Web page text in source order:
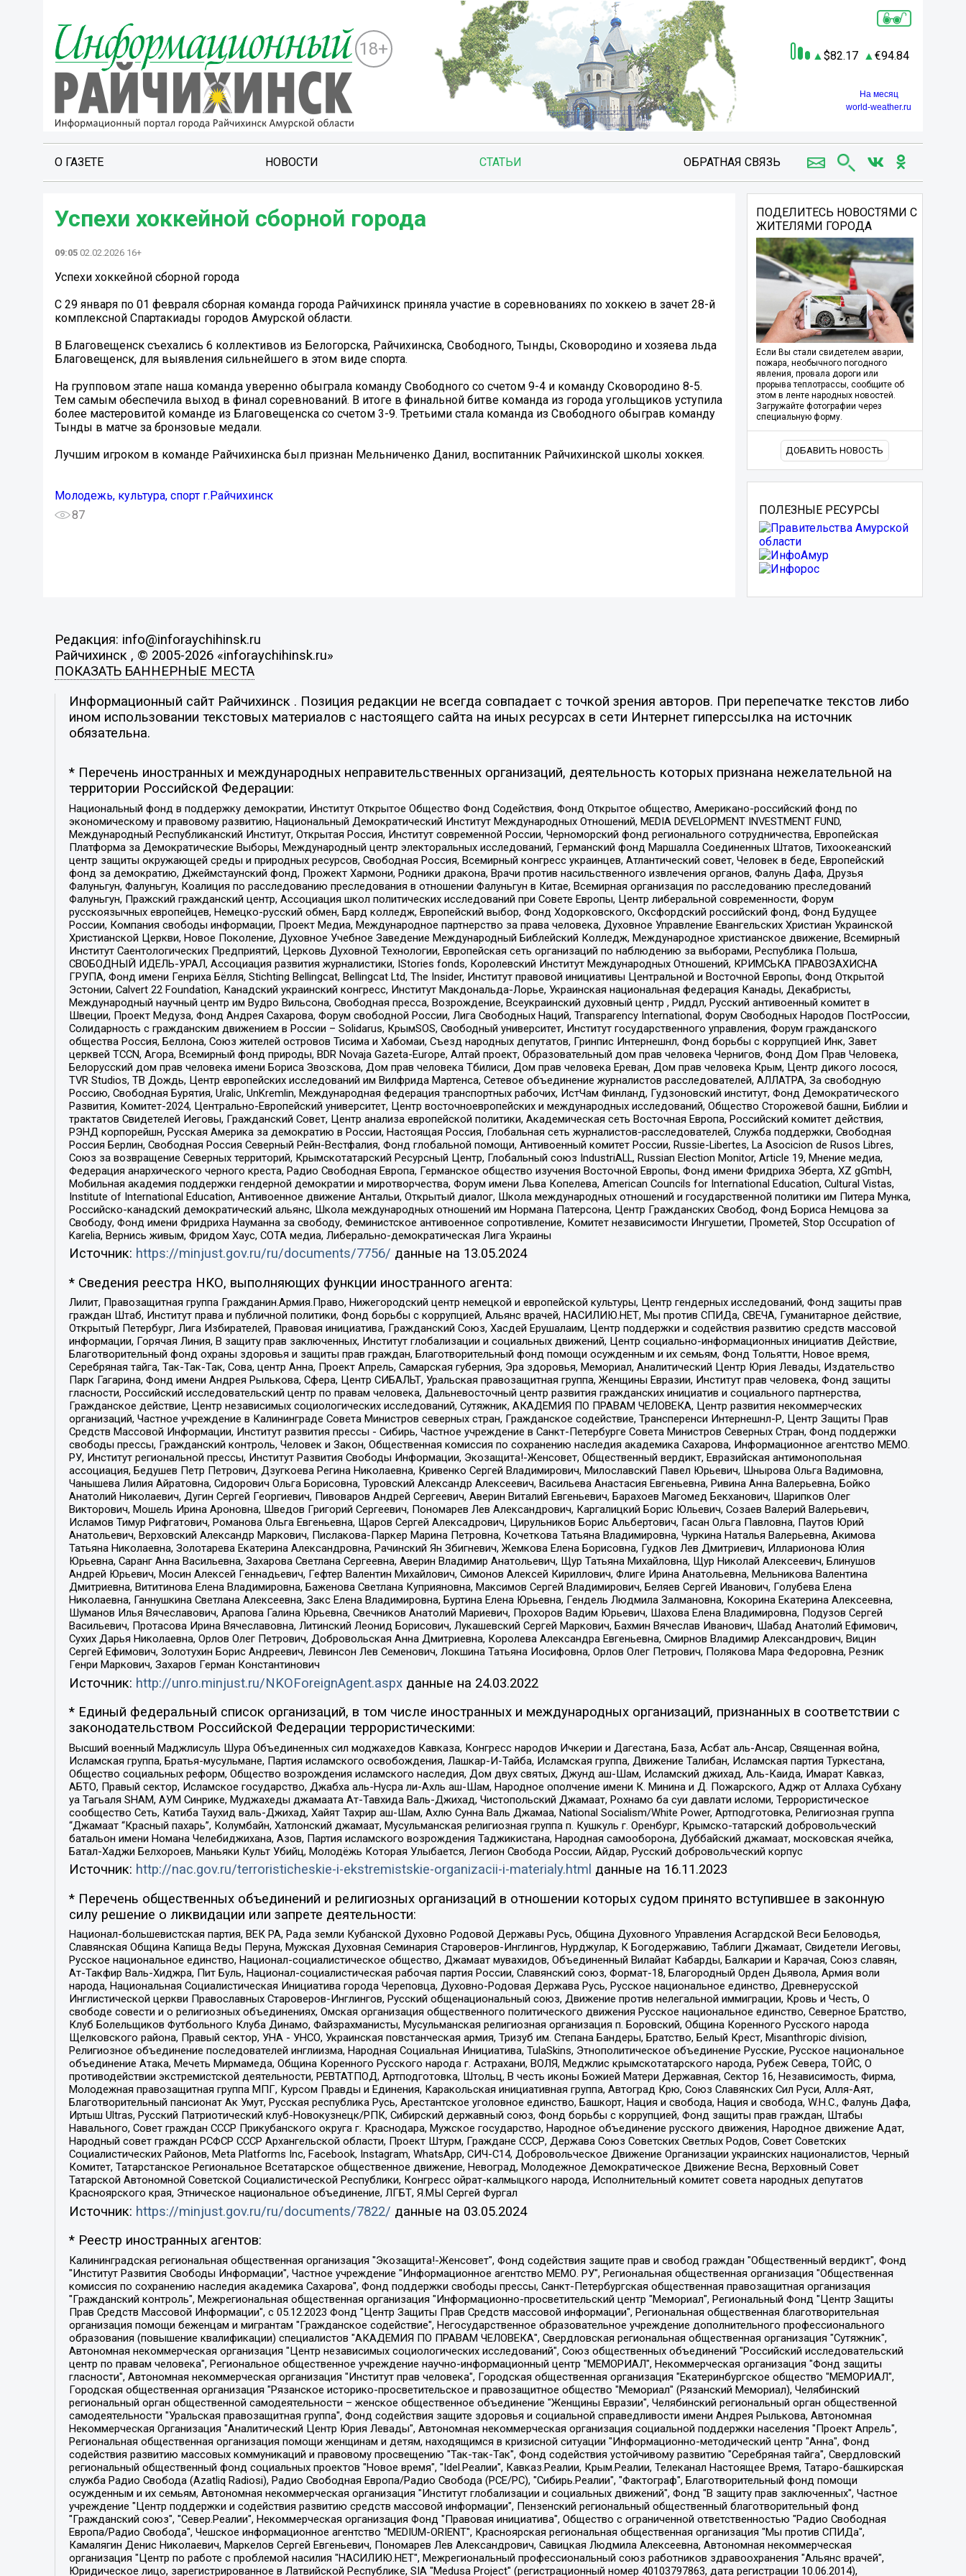
18+ 82.17 94.84
На месяц
world-weather.ru
О ГАЗЕТЕ НОВОСТИ СТАТЬИ ОБРАТНАЯ СВЯЗЬ
Успехи хоккейной сборной города
09:05 02.02.2026 16+
Успехи хоккейной сборной города
С 29 января по 01 февраля сборная команда города Райчихинск приняла участие в соревнованиях по хоккею в зачет 28-й
комплексной Спартакиады городов Амурской области.
В Благовещенск съехались 6 коллективов из Белогорска, Райчихинска, Свободного, Тынды, Сковородино и хозяева льда
Благовещенск, для выявления сильнейшего в этом виде спорта.
На групповом этапе наша команда уверенно обыграла команду Свободного со счетом 9-4 и команду Сковородино 8-5.
Тем самым обеспечила выход в финал соревнований. В итоге в финальной битве команда из города угольщиков уступила
более мастеровитой команде из Благовещенска со счетом 3-9. Третьими стала команда из Свободного обыграв команду
Тынды в матче за бронзовые медали.
Лучшим игроком в команде Райчихинска был признан Мельниченко Данил, воспитанник Райчихинской школы хоккея.
Молодежь, культура, спорт г.Райчихинск
87
ПОДЕЛИТЕСЬ НОВОСТЯМИ С
ЖИТЕЛЯМИ ГОРОДА
Если Вы стали свидетелем аварии,
пожара, необычного погодного
явления, провала дороги или
прорыва теплотрассы, сообщите об
этом в ленте народных новостей.
Загружайте фотографии через
специальную форму.
ДОБАВИТЬ НОВОСТЬ
ПОЛЕЗНЫЕ РЕСУРСЫ
Редакция: info@inforaychihinsk.ru
Райчихинск , © 2005-2026 «inforaychihinsk.ru»
ПОКАЗАТЬ БАННЕРНЫЕ МЕСТА
Информационный сайт Райчихинск . Позиция редакции не всегда совпадает с точкой зрения авторов. При перепечатке текстов либо
ином использовании текстовых материалов с настоящего сайта на иных ресурсах в сети Интернет гиперссылка на источник
обязательна.
* Перечень иностранных и международных неправительственных организаций, деятельность которых признана нежелательной на
территории Российской Федерации:
Национальный фонд в поддержку демократии, Институт Открытое Общество Фонд Содействия, Фонд Открытое общество, Американо-российский фонд по
экономическому и правовому развитию, Национальный Демократический Институт Международных Отношений, MEDIA DEVELOPMENT INVESTMENT FUND,
Международный Республиканский Институт, Открытая Россия, Институт современной России, Черноморский фонд регионального сотрудничества, Европейская
Платформа за Демократические Выборы, Международный центр электоральных исследований, Германский фонд Маршалла Соединенных Штатов, Тихоокеанский
центр защиты окружающей среды и природных ресурсов, Свободная Россия, Всемирный конгресс украинцев, Атлантический совет, Человек в беде, Европейский
фонд за демократию, Джеймстаунский фонд, Прожект Хармони, Родники дракона, Врачи против насильственного извлечения органов, Фалунь Дафа, Друзья
Фалуньгун, Фалуньгун, Коалиция по расследованию преследования в отношении Фалуньгун в Китае, Всемирная организация по расследованию преследований
Фалуньгун, Пражский гражданский центр, Ассоциация школ политических исследований при Совете Европы, Центр либеральной современности, Форум
русскоязычных европейцев, Немецко-русский обмен, Бард колледж, Европейский выбор, Фонд Ходорковского, Оксфордский российский фонд, Фонд Будущее
России, Компания свободы информации, Проект Медиа, Международное партнерство за права человека, Духовное Управление Евангельских Христиан Украинской
Христианской Церкви, Новое Поколение, Духовное Учебное Заведение Международный Библейский Колледж, Международное христианское движение, Всемирный
Институт Саентологических Предприятий, Церковь Духовной Технологии, Европейская сеть организаций по наблюдению за выборами, Республика Польша,
СВОБОДНЫЙ ИДЕЛЬ-УРАЛ, Ассоциация развития журналистики, IStories fonds, Королевский Институт Международных Отношений, КРИМСЬКА ПРАВОЗАХИСНА
ГРУПА, Фонд имени Генриха Бёлля, Stichting Bellingcat, Bellingcat Ltd, The Insider, Институт правовой инициативы Центральной и Восточной Европы, Фонд Открытой
Эстонии, Calvert 22 Foundation, Канадский украинский конгресс, Институт Макдональда-Лорье, Украинская национальная федерация Канады, Декабристы,
Международный научный центр им Вудро Вильсона, Свободная пресса, Возрождение, Всеукраинский духовный центр , Риддл, Русский антивоенный комитет в
Швеции, Проект Медуза, Фонд Андрея Сахарова, Форум свободной России, Лига Свободных Наций, Transparеncy International, Форум Свободных Народов ПостРоссии,
Солидарность с гражданским движением в России – Solidarus, КрымSOS, Свободный университет, Институт государственного управления, Форум гражданского
общества Россия, Беллона, Союз жителей островов Тисима и Хабомаи, Съезд народных депутатов, Гринпис Интернешнл, Фонд борьбы с коррупцией Инк, Завет
церквей TCCN, Агора, Всемирный фонд природы, BDR Novaja Gazeta-Europe, Алтай проект, Образовательный дом прав человека Чернигов, Фонд Дом Прав Человека,
Белорусский дом прав человека имени Бориса Звозскова, Дом прав человека Тбилиси, Дом прав человека Ереван, Дом прав человека Крым, Центр дикого лосося,
TVR Studios, ТВ Дождь, Центр европейских исследований им Вилфрида Мартенса, Сетевое объединение журналистов расследователей, АЛЛАТРА, За свободную
Россию, Свободная Бурятия, Uralic, UnKremlin, Международная федерация транспортных рабочих, ИстЧам Финланд, Гудзоновский институт, Фонд Демократического
Развития, Комитет-2024, Центрально-Европейский университет, Центр восточноевропейских и международных исследований, Общество Сторожевой башни, Библии и
трактатов Свидетелей Иеговы, Гражданский Совет, Центр анализа европейской политики, Академическая сеть Восточная Европа, Российский комитет действия,
РЭНД корпорейшн, Русская Америка за демократию в России, Настоящая Россия, Глобальная сеть журналистов-расследователей, Служба поддержки, Свободная
Россия Берлин, Свободная Россия Северный Рейн-Вестфалия, Фонд глобальной помощи, Антивоенный комитет России, Russie-Libertes, La Asocicion de Rusos Libres,
Союз за возвращение Северных территорий, Крымскотатарский Ресурсный Центр, Глобальный союз IndustriALL, Russian Election Monitor, Article 19, Мнение медиа,
Федерация анархического черного креста, Радио Свободная Европа, Германское общество изучения Восточной Европы, Фонд имени Фридриха Эберта, XZ gGmbH,
Мобильная академия поддержки гендерной демократии и миротворчества, Форум имени Льва Копелева, American Councils for International Education, Cultural Vistas,
Institute of International Education, Антивоенное движение Антальи, Открытый диалог, Школа международных отношений и государственной политики им Питера Мунка,
Российско-канадский демократический альянс, Школа международных отношений им Нормана Патерсона, Центр Гражданских Свобод, Фонд Бориса Немцова за
Свободу, Фонд имени Фридриха Науманна за свободу, Феминистское антивоенное сопротивление, Комитет независимости Ингушетии, Прометей, Stop Occupation of
Karelia, Вернись живым, Фридом Хаус, СОТА медиа, Либерально-демократическая Лига Украины
Источник: https://minjust.gov.ru/ru/documents/7756/ данные на 13.05.2024
* Сведения реестра НКО, выполняющих функции иностранного агента:
Лилит, Правозащитная группа Гражданин.Армия.Право, Нижегородский центр немецкой и европейской культуры, Центр гендерных исследований, Фонд защиты прав
граждан Штаб, Институт права и публичной политики, Фонд борьбы с коррупцией, Альянс врачей, НАСИЛИЮ.НЕТ, Мы против СПИДа, СВЕЧА, Гуманитарное действие,
Открытый Петербург, Лига Избирателей, Правовая инициатива, Гражданский Союз, Хасдей Ерушалаим, Центр поддержки и содействия развитию средств массовой
информации, Горячая Линия, В защиту прав заключенных, Институт глобализации и социальных движений, Центр социально-информационных инициатив Действие,
Благотворительный фонд охраны здоровья и защиты прав граждан, Благотворительный фонд помощи осужденным и их семьям, Фонд Тольятти, Новое время,
Серебряная тайга, Так-Так-Так, Сова, центр Анна, Проект Апрель, Самарская губерния, Эра здоровья, Мемориал, Аналитический Центр Юрия Левады, Издательство
Парк Гагарина, Фонд имени Андрея Рылькова, Сфера, Центр СИБАЛЬТ, Уральская правозащитная группа, Женщины Евразии, Институт прав человека, Фонд защиты
гласности, Российский исследовательский центр по правам человека, Дальневосточный центр развития гражданских инициатив и социального партнерства,
Гражданское действие, Центр независимых социологических исследований, Сутяжник, АКАДЕМИЯ ПО ПРАВАМ ЧЕЛОВЕКА, Центр развития некоммерческих
организаций, Частное учреждение в Калининграде Совета Министров северных стран, Гражданское содействие, Трансперенси Интернешнл-Р, Центр Защиты Прав
Средств Массовой Информации, Институт развития прессы - Сибирь, Частное учреждение в Санкт-Петербурге Совета Министров Северных Стран, Фонд поддержки
свободы прессы, Гражданский контроль, Человек и Закон, Общественная комиссия по сохранению наследия академика Сахарова, Информационное агентство МЕМО.
РУ, Институт региональной прессы, Институт Развития Свободы Информации, Экозащита!-Женсовет, Общественный вердикт, Евразийская антимонопольная
ассоциация, Бедушев Петр Петрович, Дзугкоева Регина Николаевна, Кривенко Сергей Владимирович, Милославский Павел Юрьевич, Шнырова Ольга Вадимовна,
Чанышева Лилия Айратовна, Сидорович Ольга Борисовна, Туровский Александр Алексеевич, Васильева Анастасия Евгеньевна, Ривина Анна Валерьевна, Бойко
Анатолий Николаевич, Дугин Сергей Георгиевич, Пивоваров Андрей Сергеевич, Аверин Виталий Евгеньевич, Барахоев Магомед Бекханович, Шарипков Олег
Викторович, Мошель Ирина Ароновна, Шведов Григорий Сергеевич, Пономарев Лев Александрович, Каргалицкий Борис Юльевич, Созаев Валерий Валерьевич,
Исламов Тимур Рифгатович, Романова Ольга Евгеньевна, Щаров Сергей Алексадрович, Цирульников Борис Альбертович, Гасан Ольга Павловна, Паутов Юрий
Анатольевич, Верховский Александр Маркович, Пислакова-Паркер Марина Петровна, Кочеткова Татьяна Владимировна, Чуркина Наталья Валерьевна, Акимова
Татьяна Николаевна, Золотарева Екатерина Александровна, Рачинский Ян Збигневич, Жемкова Елена Борисовна, Гудков Лев Дмитриевич, Илларионова Юлия
Юрьевна, Саранг Анна Васильевна, Захарова Светлана Сергеевна, Аверин Владимир Анатольевич, Щур Татьяна Михайловна, Щур Николай Алексеевич, Блинушов
Андрей Юрьевич, Мосин Алексей Геннадьевич, Гефтер Валентин Михайлович, Симонов Алексей Кириллович, Флиге Ирина Анатольевна, Мельникова Валентина
Дмитриевна, Вититинова Елена Владимировна, Баженова Светлана Куприяновна, Максимов Сергей Владимирович, Беляев Сергей Иванович, Голубева Елена
Николаевна, Ганнушкина Светлана Алексеевна, Закс Елена Владимировна, Буртина Елена Юрьевна, Гендель Людмила Залмановна, Кокорина Екатерина Алексеевна,
Шуманов Илья Вячеславович, Арапова Галина Юрьевна, Свечников Анатолий Мариевич, Прохоров Вадим Юрьевич, Шахова Елена Владимировна, Подузов Сергей
Васильевич, Протасова Ирина Вячеславовна, Литинский Леонид Борисович, Лукашевский Сергей Маркович, Бахмин Вячеслав Иванович, Шабад Анатолий Ефимович,
Сухих Дарья Николаевна, Орлов Олег Петрович, Добровольская Анна Дмитриевна, Королева Александра Евгеньевна, Смирнов Владимир Александрович, Вицин
Сергей Ефимович, Золотухин Борис Андреевич, Левинсон Лев Семенович, Локшина Татьяна Иосифовна, Орлов Олег Петрович, Полякова Мара Федоровна, Резник
Генри Маркович, Захаров Герман Константинович
Источник: http://unro.minjust.ru/NKOForeignAgent.aspxданные на 24.03.2022
* Единый федеральный список организаций, в том числе иностранных и международных организаций, признанных в соответствии с
законодательством Российской Федерации террористическими:
Высший военный Маджлисуль Шура Объединенных сил моджахедов Кавказа, Конгресс народов Ичкерии и Дагестана, База, Асбат аль-Ансар, Священная война,
Исламская группа, Братья-мусульмане, Партия исламского освобождения, Лашкар-И-Тайба, Исламская группа, Движение Талибан, Исламская партия Туркестана,
Общество социальных реформ, Общество возрождения исламского наследия, Дом двух святых, Джунд аш-Шам, Исламский джихад, Аль-Каида, Имарат Кавказ,
АБТО, Правый сектор, Исламское государство, Джабха аль-Нусра ли-Ахль аш-Шам, Народное ополчение имени К. Минина и Д. Пожарского, Аджр от Аллаха Субхану
уа Тагьаля SHAM, АУМ Синрике, Муджахеды джамаата Ат-Тавхида Валь-Джихад, Чистопольский Джамаат, Рохнамо ба суи давлати исломи, Террористическое
сообщество Сеть, Катиба Таухид валь-Джихад, Хайят Тахрир аш-Шам, Ахлю Сунна Валь Джамаа, National Socialism/White Power, Артподготовка, Религиозная группа
“Джамаат “Красный пахарь”, Колумбайн, Хатлонский джамаат, Мусульманская религиозная группа п. Кушкуль г. Оренбург, Крымско-татарский добровольческий
батальон имени Номана Челебиджихана, Азов, Партия исламского возрождения Таджикистана, Народная самооборона, Дуббайский джамаат, московская ячейка,
Батал-Хаджи Белхороев, Маньяки Культ Убийц, Молодёжь Которая Улыбается, Легион Свобода России, Айдар, Русский добровольческий корпус
Источник: http://nac.gov.ru/terroristicheskie-i-ekstremistskie-organizacii-i-materialy.html данные на 16.11.2023
* Перечень общественных объединений и религиозных организаций в отношении которых судом принято вступившее в законную
силу решение о ликвидации или запрете деятельности:
Национал-большевистская партия, ВЕК РА, Рада земли Кубанской Духовно Родовой Державы Русь, Община Духовного Управления Асгардской Веси Беловодья,
Славянская Община Капища Веды Перуна, Мужская Духовная Семинария Староверов-Инглингов, Нурджулар, К Богодержавию, Таблиги Джамаат, Свидетели Иеговы,
Русское национальное единство, Национал-социалистическое общество, Джамаат мувахидов, Объединенный Вилайат Кабарды, Балкарии и Карачая, Союз славян,
Ат-Такфир Валь-Хиджра, Пит Буль, Национал-социалистическая рабочая партия России, Славянский союз, Формат-18, Благородный Орден Дьявола, Армия воли
народа, Национальная Социалистическая Инициатива города Череповца, Духовно-Родовая Держава Русь, Русское национальное единство, Древнерусской
Инглистической церкви Православных Староверов-Инглингов, Русский общенациональный союз, Движение против нелегальной иммиграции, Кровь и Честь, О
свободе совести и о религиозных объединениях, Омская организация общественного политического движения Русское национальное единство, Северное Братство,
Клуб Болельщиков Футбольного Клуба Динамо, Файзрахманисты, Мусульманская религиозная организация п. Боровский, Община Коренного Русского народа
Щелковского района, Правый сектор, УНА - УНСО, Украинская повстанческая армия, Тризуб им. Степана Бандеры, Братство, Белый Крест, Misanthropic division,
Религиозное объединение последователей инглиизма, Народная Социальная Инициатива, TulaSkins, Этнополитическое объединение Русские, Русское национальное
объединение Атака, Мечеть Мирмамеда, Община Коренного Русского народа г. Астрахани, ВОЛЯ, Меджлис крымскотатарского народа, Рубеж Севера, ТОЙС, О
противодействии экстремистской деятельности, РЕВТАТПОД, Артподготовка, Штольц, В честь иконы Божией Матери Державная, Сектор 16, Независимость, Фирма,
Молодежная правозащитная группа МПГ, Курсом Правды и Единения, Каракольская инициативная группа, Автоград Крю, Союз Славянских Сил Руси, Алля-Аят,
Благотворительный пансионат Ак Умут, Русская республика Русь, Арестантское уголовное единство, Башкорт, Нация и свобода, Нация и свобода, W.H.С., Фалунь Дафа,
Иртыш Ultras, Русский Патриотический клуб-Новокузнецк/РПК, Сибирский державный союз, Фонд борьбы с коррупцией, Фонд защиты прав граждан, Штабы
Навального, Совет граждан СССР Прикубанского округа г. Краснодара, Мужское государство, Народное объединение русского движения, Народное движение Адат,
Народный совет граждан РСФСР СССР Архангельской области, Проект Штурм, Граждане СССР, Держава Союз Советских Светлых Родов, Совет Советских
Социалистических Районов, Meta Platforms Inc, Facebook, Instagram, WhatsApp, СИЧ-С14, Добровольческое Движение Организации украинских националистов, Черный
Комитет, Татарстанское Региональное Всетатарское общественное движение, Невоград, Молодежное Демократическое Движение Весна, Верховный Совет
Татарской Автономной Советской Социалистической Республики, Конгресс ойрат-калмыцкого народа, Исполнительный комитет совета народных депутатов
Красноярского края, Этническое национальное объединение, ЛГБТ, Я.МЫ Сергей Фургал
Источник: https://minjust.gov.ru/ru/documents/7822/ данные на 03.05.2024
* Реестр иностранных агентов:
Калининградская региональная общественная организация "Экозащита!-Женсовет", Фонд содействия защите прав и свобод граждан "Общественный вердикт", Фонд "Институт Развития Свободы Информации", Частное учреждение "Информационное агентство МЕМО. РУ", Региональная общественная организация "Общественная комиссия по сохранению наследия академика Сахарова", Фонд поддержки свободы прессы, Санкт-Петербургская общественная правозащитная организация "Гражданский контроль", Межрегиональная общественная организация "Информационно-просветительский центр "Мемориал", Региональный Фонд "Центр Защиты Прав Средств Массовой Информации", с 05.12.2023 Фонд "Центр Защиты Прав Средств массовой информации", Региональная общественная благотворительная организация помощи беженцам и мигрантам "Гражданское содействие", Негосударственное образовательное учреждение дополнительного профессионального образования (повышение квалификации) специалистов "АКАДЕМИЯ ПО ПРАВАМ ЧЕЛОВЕКА", Свердловская региональная общественная организация "Сутяжник", Автономная некоммерческая организация "Центр независимых социологических исследований", Союз общественных объединений "Российский исследовательский центр по правам человека", Региональное общественное учреждение научно-информационный центр "МЕМОРИАЛ", Некоммерческая организация "Фонд защиты гласности", Автономная некоммерческая организация "Институт прав человека", Городская общественная организация "Екатеринбургское общество "МЕМОРИАЛ", Городская общественная организация "Рязанское историко-просветительское и правозащитное общество "Мемориал" (Рязанский Мемориал), Челябинский региональный орган общественной самодеятельности – женское общественное объединение "Женщины Евразии", Челябинский региональный орган общественной самодеятельности "Уральская правозащитная группа", Фонд содействия защите здоровья и социальной справедливости имени Андрея Рылькова, Автономная Некоммерческая Организация "Аналитический Центр Юрия Левады", Автономная некоммерческая организация социальной поддержки населения "Проект Апрель", Региональная общественная организация помощи женщинам и детям, находящимся в кризисной ситуации "Информационно-методический центр "Анна", Фонд содействия развитию массовых коммуникаций и правовому просвещению "Так-так-Так", Фонд содействия устойчивому развитию "Серебряная тайга", Свердловский региональный общественный фонд социальных проектов "Новое время", "Idel.Реалии", Кавказ.Реалии, Крым.Реалии, Телеканал Настоящее Время, Татаро-башкирская служба Радио Свобода (Azatliq Radiosi), Радио Свободная Европа/Радио Свобода (PCE/PC), "Сибирь.Реалии", "Фактограф", Благотворительный фонд помощи осужденным и их семьям, Автономная некоммерческая организация "Институт глобализации и социальных движений", Фонд "В защиту прав заключенных", Частное учреждение "Центр поддержки и содействия развитию средств массовой информации", Пензенский региональный общественный благотворительный фонд "Гражданский союз", "Север.Реалии", Некоммерческая организация Фонд "Правовая инициатива", Общество с ограниченной ответственностью "Радио Свободная Европа/Радио Свобода", Чешское информационное агентство "MEDIUM-ORIENT", Красноярская региональная общественная организация "Мы против СПИДа", Камалягин Денис Николаевич, Маркелов Сергей Евгеньевич, Пономарев Лев Александрович, Савицкая Людмила Алексеевна, Автономная некоммерческая организация "Центр по работе с проблемой насилия "НАСИЛИЮ.НЕТ", Межрегиональный профессиональный союз работников здравоохранения "Альянс врачей", Юридическое лицо, зарегистрированное в Латвийской Республике, SIA "Medusa Project" (регистрационный номер 40103797863, дата регистрации 10.06.2014), Некоммерческая организация "Фонд по борьбе с коррупцией", Автономная некоммерческая организация "Институт права и публичной политики", Баданин Роман Сергеевич, Гликин Максим Александрович, Железнова Мария Михайловна, Лукьянова Юлия Сергеевна, Маетная Елизавета Витальевна, Маняхин Петр Борисович, Чуракова Ольга Владимировна, Ярош Юлия Петровна, Юридическое лицо "The Insider SIA", зарегистрированное в Риге, Латвийская Республика (дата регистрации 26.06.2015), являющееся администратором доменного имени интернет-издания "The Insider SIA", https://theins.ru, Постернак Алексей Евгеньевич, Рубин Михаил Аркадьевич, Анин Роман Александрович, Юридическое лицо Istories fonds, зарегистрированное в Латвийской Республике (регистрационный номер 50008295751, дата регистрации 24.02.2020), Великовский Дмитрий Александрович, Долинина Ирина Николаевна, Мароховская Алеся Алексеевна, Шлейнов Роман Юрьевич, Шмагун Олеся Валентиновна, Общество с ограниченной ответственностью "Альтаир 2021", Общество с ограниченной ответственностью "Вега 2021", Общество с ограниченной ответственностью "Главный редактор 2021", Общество с ограниченной ответственностью "Ромашки монолит", Важенков Артем Валерьевич, Ивановская областная общественная организация "Центр гендерных исследований", Гурман Юрий Альбертович, Медиапроект "ОВД-Инфо", Егоров Владимир Владимирович, Жилинский Владимир Александрович, Общество с ограниченной ответственностью "ЗП", Иванова София Юрьевна, Карезина Инна Павловна, Кильтау Екатерина Викторовна, Петров Алексей Викторович, Пискунов Сергей Евгеньевич, Смирнов Сергей Сергеевич, Тихонов Михаил Сергеевич, Общество с ограниченной ответственностью "ЖУРНАЛИСТ-ИНОСТРАННЫЙ АГЕНТ", Арапова Галина Юрьевна, Вольтская Татьяна Анатольевна, Американская компания "Mason G.E.S. Anonymous Foundation" (США), являющаяся владельцем интернет-издания https://mnews.world/, Компания "Stichting Bellingcat", зарегистрированная в Нидерландах (дата регистрации 11.07.2018), Захаров Андрей Вячеславович, Клепиковская Екатерина Дмитриевна, Общество с ограниченной ответственностью "МЕМО", Перл Роман Александрович, Симонов Евгений Алексеевич, Соловьева Елена Анатольевна, Сотников Даниил Владимирович, Сурначева Елизавета Дмитриевна, Автономная некоммерческая организация по защите прав человека и информированию населения "Якутия – Наше Мнение", Общество с ограниченной ответственностью "Москоу диджитал медиа", с 26.01.2023 Общество с ограниченной ответственностью "Чайка Белые сады", Ветошкина Валерия Валерьевна, Заговора Максим Александрович, Межрегиональное общественное движение "Российская ЛГБТ - сеть", Оленичев Максим Владимирович, Павлов Иван Юрьевич, Скворцова Елена Сергеевна, Общество с ограниченной ответственностью "Как бы инагент", Кочетков Игорь Викторович, Общество с ограниченной ответственностью "Честные выборы", Еланчик Олег Александрович, Общество с ограниченной ответственностью "Нобелевский призыв", Гималова Регина Эмилевна, Григорьев Андрей Валерьевич, Григорьева Алина Александровна, Ассоциация по содействию защите прав призывников, альтернативнослужащих и военнослужащих "Правозащитная группа "Гражданин.Армия.Право", Хисамова Регина Фаритовна, Автономная некоммерческая организация по реализации социально-правовых программ "Лилит", Дальневосточное общественное движение "Маяк", Санкт-Петербургская ЛГБТ-инициативная группа "Выход", Инициативная группа ЛГБТ+ "Реверс", Алексеев Андрей Викторович, Бекбулатова Таисия Львовна, Беляев Иван Михайлович, Владыкина Елена Сергеевна, Гельман Марат Александрович, Никульшина Вероника Юрьевна, Толоконникова Надежда Андреевна, Шендерович Виктор Анатольевич, Общество с ограниченной ответственностью "Данное сообщение", Общество с ограниченной ответственностью Издательский дом "Новая глава", Айнбиндер Александра Александровна, Московский комьюнити-центр для ЛГБТ+инициатив, Благотворительный фонд развития филантропии, Deutsche Welle (Германия, Kurt-Schumacher-Strasse 3, 53113 Bonn), Борзунова Мария Михайловна, Воробьев Виктор Викторович, Голубева Анна Львовна, Константинова Алла Михайловна, Малкова Ирина Владимировна, Мурадов Мурад Абдулгалимович, Осетинская Елизавета Николаевна, Понасенков Евгений Николаевич, Ганапольский Матвей Юрьевич, Киселев Евгений Алексеевич, Борухович Ирина Григорьевна, Дремин Иван Тимофеевич, Дубровский Дмитрий Викторович, Красноярская региональная общественная организация поддержки и развития альтернативных образовательных технологий и межкультурных коммуникаций "ИНТЕРРА", Маяковская Екатерина Алексеевна, Фейгин Марк Захарович, Филимонов Андрей Викторович, Дзугкоева Регина Николаевна, Доброхотов Роман Александрович, Дудь Юрий Александрович, Елкин Сергей Владимирович, Кругликов Кирилл Игоревич, Сабунаева Мария Леонидовна, Семенов Алексей Владимирович, Шаинян Карен Багратович, Шульман Екатерина Михайловна, Асафьев Артур Валерьевич, Вахштайн Виктор Семенович, Венедиктов Алексей Алексеевич, Лушникова Екатерина Евгеньевна, Волков Леонид Михайлович, Невзоров Александр Глебович, Пархоменко Сергей Борисович, Сироткин Ярослав Николаевич, Кара-Мурза Владимир Владимирович, Баранова Наталья Владимировна, Гозман Леонид Яковлевич, Кагарлицкий Борис Юльевич, Климарев Михаил Валерьевич, Милов Владимир Станиславович, Автономная некоммерческая организация Краснодарский центр современного искусства "Типография", Моргенштерн Алишер Тагирович, Соболь Любовь Эдуардовна, Общество с ограниченной ответственностью "ЛИЗА НОРМ", Каспаров Гарри Кимович, Ходорковский Михаил Борисович, Общество с ограниченной ответственностью "Апрельские тезисы", Данилович Ирина Брониславовна, Кашин Олег Владимирович, Петров Николай Владимирович, Пивоваров Алексей Владимирович, Соколов Михаил Владимирович, Цветкова Юлия Владимировна, Чичваркин Евгений Александрович, Комитет против пыток/Команда против пыток, Общество с ограниченной ответственностью "Первый научный", Общество с ограниченной ответственностью "Вертолет и ко", Белоцерковская Вероника Борисовна, Кац Максим Евгеньевич, Лазарева Татьяна Юрьевна, Шаведдинов Руслан Табризович, Яшин Илья Валерьевич, Общество с ограниченной ответственностью "Иноагент ААВ", Алешковский Дмитрий Петрович, Альбац Евгения Марковна, Быков Дмитрий Львович, Галямина Юлия Евгеньевна, Лойко Сергей Леонидович, Мартынов Кирилл Константинович, Медведев Сергей Александрович, Крашенинников Федор Геннадиевич, Гордеева Катерина Вл